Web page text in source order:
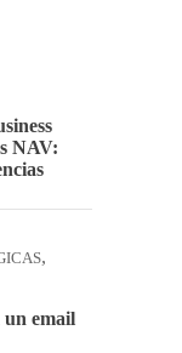
NAV:
,
un email